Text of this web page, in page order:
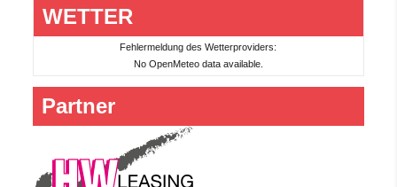
WETTER
Fehlermeldung des Wetterproviders:
No OpenMeteo data available.
Partner